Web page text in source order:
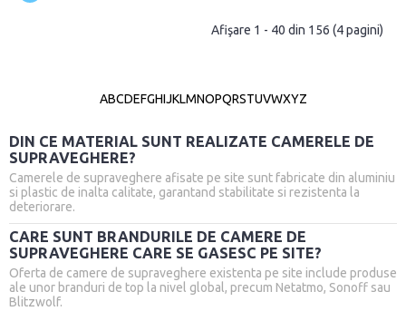
Afişare 1 - 40 din 156 (4 pagini)
ABCDEFGHIJKLMNOPQRSTUVWXYZ
DIN CE MATERIAL SUNT REALIZATE CAMERELE DE
SUPRAVEGHERE?
Camerele de supraveghere afisate pe site sunt fabricate din aluminiu
si plastic de inalta calitate, garantand stabilitate si rezistenta la
deteriorare.
CARE SUNT BRANDURILE DE CAMERE DE
SUPRAVEGHERE CARE SE GASESC PE SITE?
Oferta de camere de supraveghere existenta pe site include produse
ale unor branduri de top la nivel global, precum Netatmo, Sonoff sau
Blitzwolf.